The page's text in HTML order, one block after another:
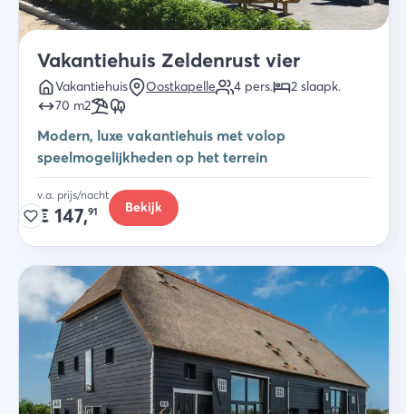
Vakantiehuis Zeldenrust vier
Vakantiehuis Oostkapelle 4 pers. 2 slaapk.
70 m2
Modern, luxe vakantiehuis met volop
speelmogelijkheden op het terrein
v.a. prijs/nacht
€ 147,91 Bekijk